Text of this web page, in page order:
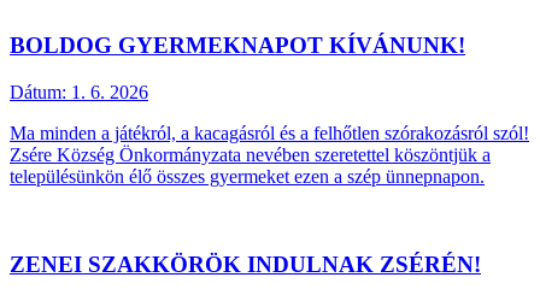
BOLDOG GYERMEKNAPOT KÍVÁNUNK!
Dátum: 1. 6. 2026
Ma minden a játékról, a kacagásról és a felhőtlen szórakozásról szól!
Zsére Község Önkormányzata nevében szeretettel köszöntjük a
településünkön élő összes gyermeket ezen a szép ünnepnapon.
ZENEI SZAKKÖRÖK INDULNAK ZSÉRÉN!